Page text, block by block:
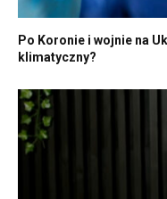
Po Koronie i wojnie na
klimatyczny?